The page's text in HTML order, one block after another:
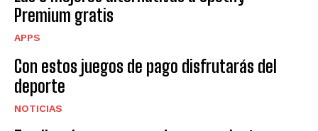
Premium gratis
APPS
Con estos juegos de pago disfrutarás del
deporte
NOTICIAS